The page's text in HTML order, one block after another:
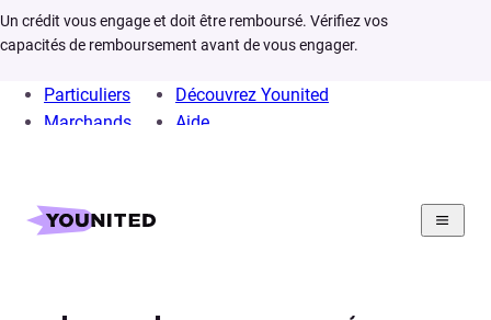
Un crédit vous engage et doit être remboursé. Vérifiez vos
capacités de remboursement avant de vous engager.
Particuliers
Marchands
Découvrez Younited
Aide
Home
Infos
Pret personnel sans banque